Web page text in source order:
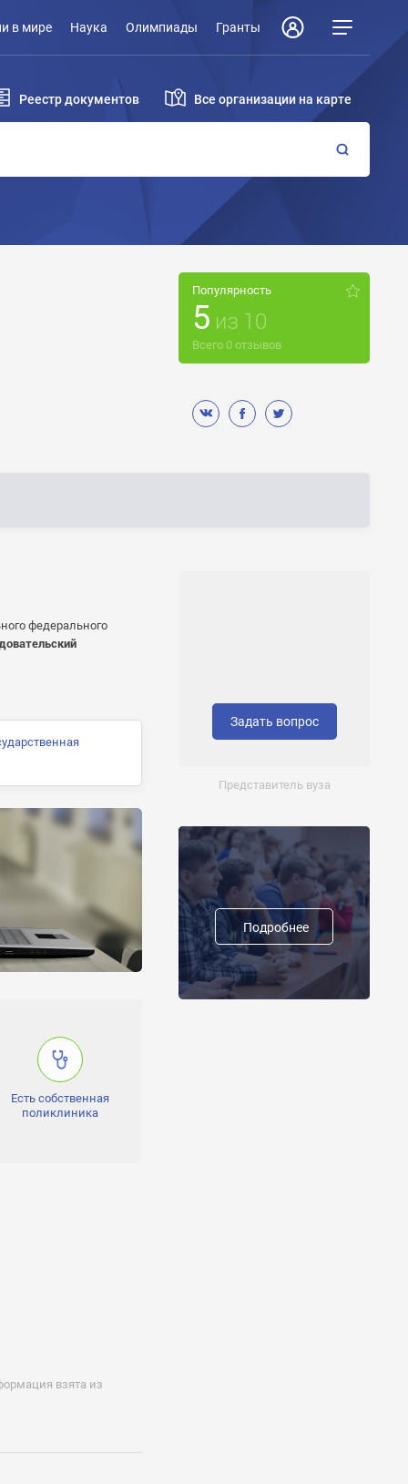
в мире Наука Олимпиады Гранты
Реестр документов Все организации на карте
Популярность
5 из 10
Всего 0 отзывов
федерального
Есть собственная
поликлиника
взята из
Задать вопрос
Представитель вуза
Подробнее